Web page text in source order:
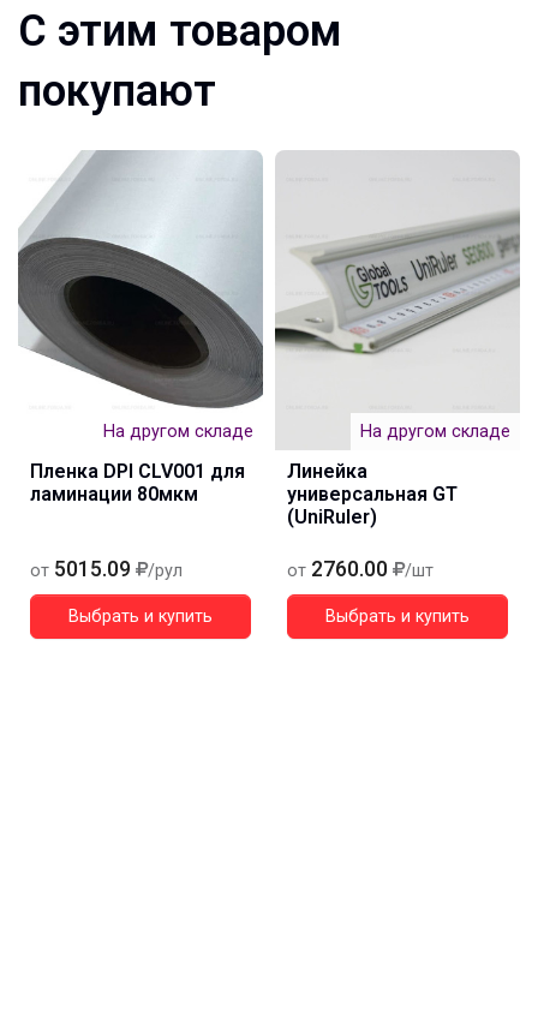
С этим товаром
покупают
На другом складе
Пленка DPI CLV001 для
ламинации 80мкм
от 5015.09 /рул
Выбрать и купить
На другом складе
Линейка
универсальная GT
(UniRuler)
от 2760.00 /шт
Выбрать и купить